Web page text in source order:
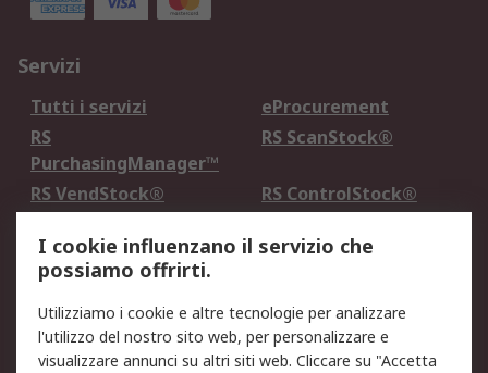
Servizi
Tutti i servizi
eProcurement
RS
PurchasingManager™
RS ScanStock®
RS VendStock®
RS ControlStock®
Legale
Informativa Cookie
Informativa Privacy -
Aggiornata
I cookie influenzano il servizio che
possiamo offrirti.
Utilizziamo i cookie e altre tecnologie per analizzare
l'utilizzo del nostro sito web, per personalizzare e
visualizzare annunci su altri siti web. Cliccare su "Accetta